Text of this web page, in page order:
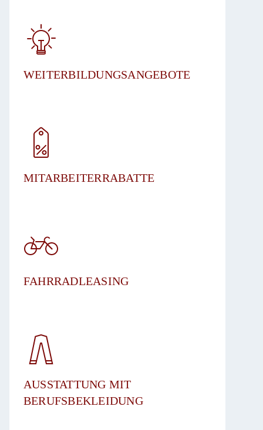
WEITERBILDUNGSANGEBOTE
MITARBEITERRABATTE
FAHRRADLEASING
​AUSSTATTUNG MIT
BERUFSBEKLEIDUNG